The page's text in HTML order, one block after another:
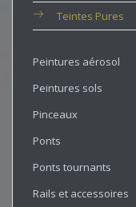
Teintes Pures
Peintures aérosol
Peintures sols
Pinceaux
Ponts
Ponts tournants
Rails et accessoires